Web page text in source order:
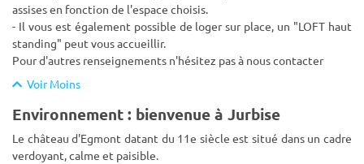
assises en fonction de l'espace choisis.
- Il vous est également possible de loger sur place, un "LOFT haut
standing" peut vous accueillir.
Pour d'autres renseignements n'hésitez pas à nous contacter
Voir Moins
Environnement : bienvenue à Jurbise
Le château d'Egmont datant du 11e siècle est situé dans un cadre
verdoyant, calme et paisible.